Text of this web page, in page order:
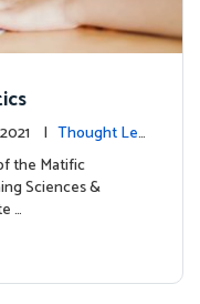
2021 | Thought Lea
the Matific
Sciences &
…